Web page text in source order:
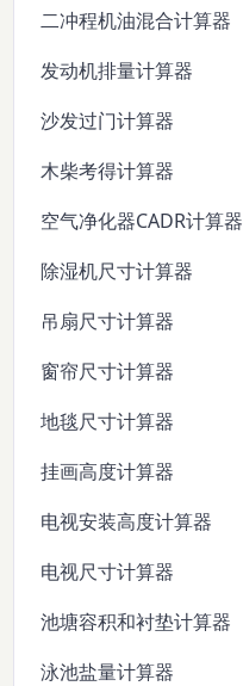
二冲程机油混合计算器
发动机排量计算器
沙发过门计算器
木柴考得计算器
空气净化器CADR计算器
除湿机尺寸计算器
吊扇尺寸计算器
窗帘尺寸计算器
地毯尺寸计算器
挂画高度计算器
电视安装高度计算器
电视尺寸计算器
池塘容积和衬垫计算器
泳池盐量计算器